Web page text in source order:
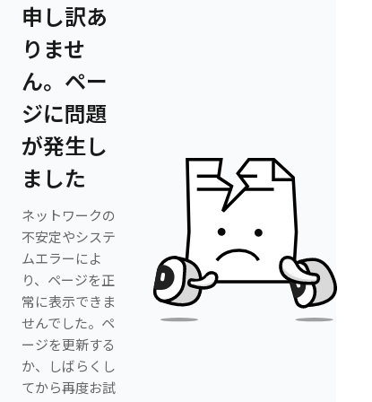
申し訳あ
りませ
ん。ペー
ジに問題
が発生し
ました
ネットワークの
不安定やシステ
ムエラーによ
り、ページを正
常に表示できま
せんでした。ペ
ージを更新する
か、しばらくし
てから再度お試